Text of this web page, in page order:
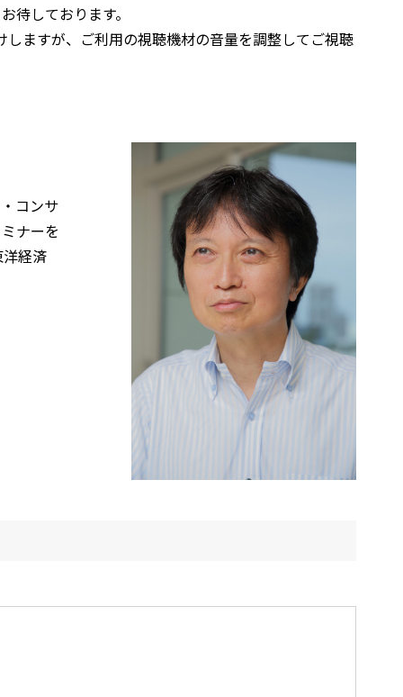
待しております。
ますが、ご利用の視聴機材の音量を調整してご視聴
コンサ
ナーを
経済